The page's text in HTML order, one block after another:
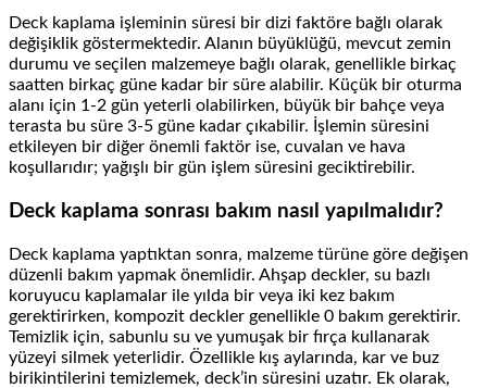
Deck kaplama işleminin süresi bir dizi faktöre bağlı olarak
değişiklik göstermektedir. Alanın büyüklüğü, mevcut zemin
durumu ve seçilen malzemeye bağlı olarak, genellikle birkaç
saatten birkaç güne kadar bir süre alabilir. Küçük bir oturma
alanı için 1-2 gün yeterli olabilirken, büyük bir bahçe veya
terasta bu süre 3-5 güne kadar çıkabilir. İşlemin süresini
etkileyen bir diğer önemli faktör ise, cuvalan ve hava
koşullarıdır; yağışlı bir gün işlem süresini geciktirebilir.
Deck kaplama sonrası bakım nasıl yapılmalıdır?
Deck kaplama yaptıktan sonra, malzeme türüne göre değişen
düzenli bakım yapmak önemlidir. Ahşap deckler, su bazlı
koruyucu kaplamalar ile yılda bir veya iki kez bakım
gerektirirken, kompozit deckler genellikle 0 bakım gerektirir.
Temizlik için, sabunlu su ve yumuşak bir fırça kullanarak
yüzeyi silmek yeterlidir. Özellikle kış aylarında, kar ve buz
birikintilerini temizlemek, deck’in süresini uzatır. Ek olarak,